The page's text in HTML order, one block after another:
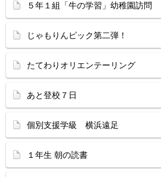
５年１組「牛の学習」幼稚園訪問
じゃもりんピック第二弾！
たてわりオリエンテーリング
あと登校７日
個別支援学級 横浜遠足
１年生 朝の読書